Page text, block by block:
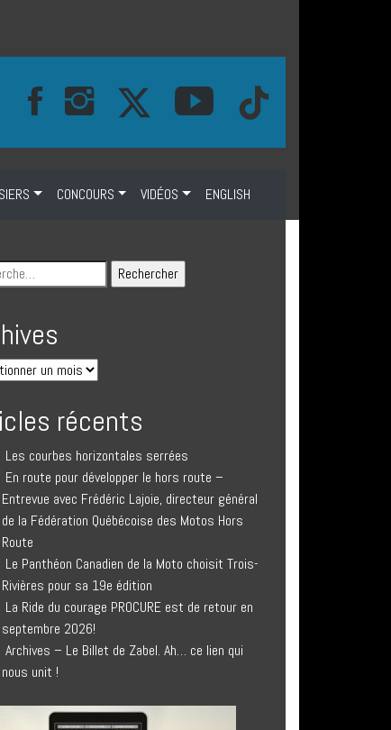
CONCOURS VIDÉOS ENGLISH
récents
Les courbes horizontales serrées
En route pour développer le hors route –
Entrevue avec Frédéric Lajoie, directeur général
de la Fédération Québécoise des Motos Hors
Route
Le Panthéon Canadien de la Moto choisit Trois-
Rivières pour sa 19e édition
La Ride du courage PROCURE est de retour en
septembre 2026!
Archives – Le Billet de Zabel. Ah… ce lien qui
nous unit !